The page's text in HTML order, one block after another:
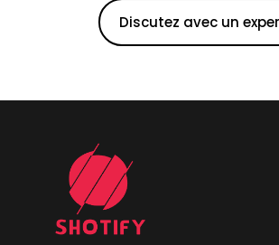
Discutez avec un